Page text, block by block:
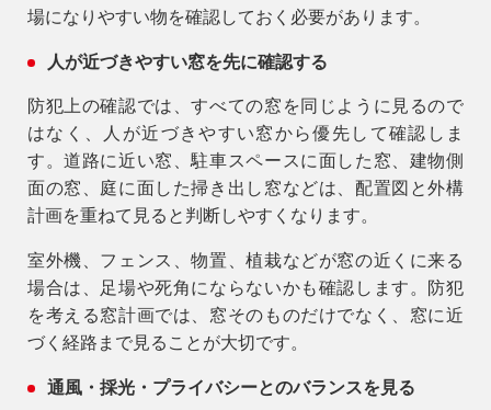
場になりやすい物を確認しておく必要があります。
人が近づきやすい窓を先に確認する
防犯上の確認では、すべての窓を同じように見るので
はなく、人が近づきやすい窓から優先して確認しま
す。道路に近い窓、駐車スペースに面した窓、建物側
面の窓、庭に面した掃き出し窓などは、配置図と外構
計画を重ねて見ると判断しやすくなります。
室外機、フェンス、物置、植栽などが窓の近くに来る
場合は、足場や死角にならないかも確認します。防犯
を考える窓計画では、窓そのものだけでなく、窓に近
づく経路まで見ることが大切です。
通風・採光・プライバシーとのバランスを見る